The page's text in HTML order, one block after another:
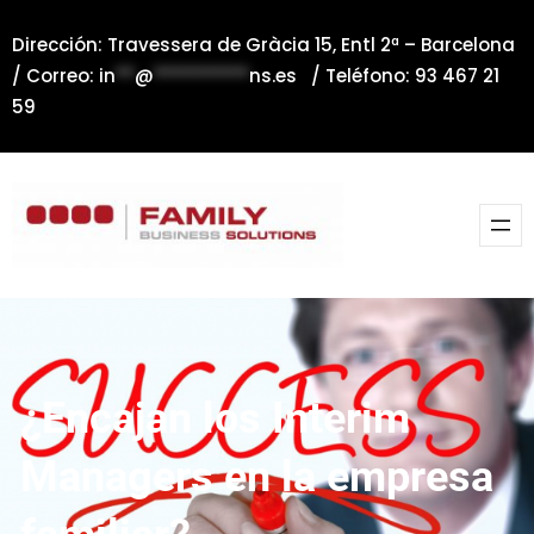
al
contenido
Dirección: Travessera de Gràcia 15, Entl 2ª – Barcelona
/ Correo: in**@**********ns.es / Teléfono: 93 467 21
59
¿Encajan los Interim
Managers en la empresa